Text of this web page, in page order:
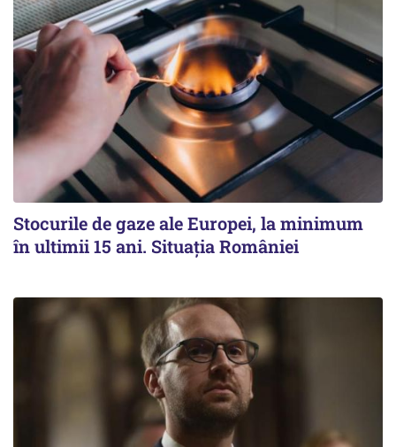
Stocurile de gaze ale Europei, la minimum
în ultimii 15 ani. Situația României